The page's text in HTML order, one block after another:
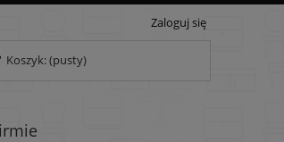
Zaloguj się
Koszyk:(pusty)